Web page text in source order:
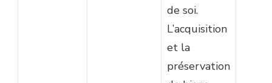
de soi.
L’acquisition
et la
préservation